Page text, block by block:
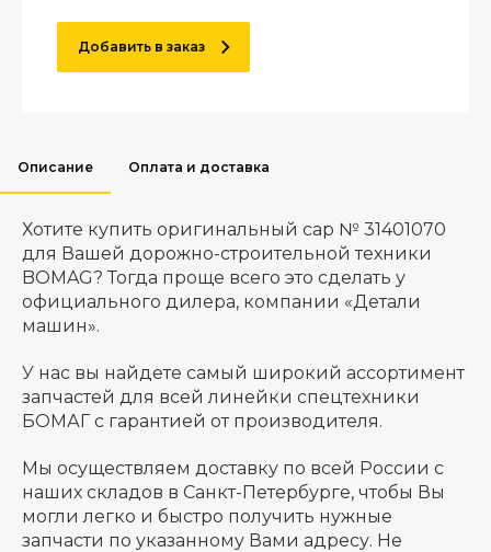
Добавить в заказ
Описание Оплата и доставка
Хотите купить оригинальный cap № 31401070
для Вашей дорожно-строительной техники
BOMAG? Тогда проще всего это сделать у
официального дилера, компании «Детали
машин».
У нас вы найдете самый широкий ассортимент
запчастей для всей линейки спецтехники
БОМАГ с гарантией от производителя.
Мы осуществляем доставку по всей России с
наших складов в Санкт-Петербурге, чтобы Вы
могли легко и быстро получить нужные
запчасти по указанному Вами адресу. Не